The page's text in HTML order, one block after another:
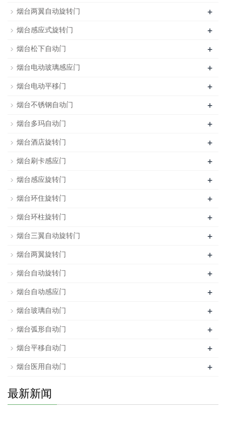
烟台两翼自动旋转门 +
烟台感应式旋转门 +
烟台松下自动门 +
烟台电动玻璃感应门 +
烟台电动平移门 +
烟台不锈钢自动门 +
烟台多玛自动门 +
烟台酒店旋转门 +
烟台刷卡感应门 +
烟台感应旋转门 +
烟台环住旋转门 +
烟台环柱旋转门 +
烟台三翼自动旋转门 +
烟台两翼旋转门 +
烟台自动旋转门 +
烟台自动感应门 +
烟台玻璃自动门 +
烟台弧形自动门 +
烟台平移自动门 +
烟台医用自动门 +
最新新闻